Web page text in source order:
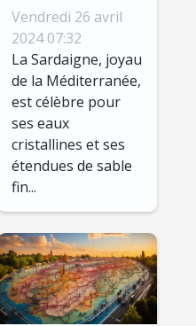
cachées de
Sardaigne :
itinéraires et
conseils pour
un séjour
inoubliable
Vendredi 26 avril
2024 07:32
La Sardaigne, joyau
de la Méditerranée,
est célèbre pour
ses eaux
cristallines et ses
étendues de sable
fin...